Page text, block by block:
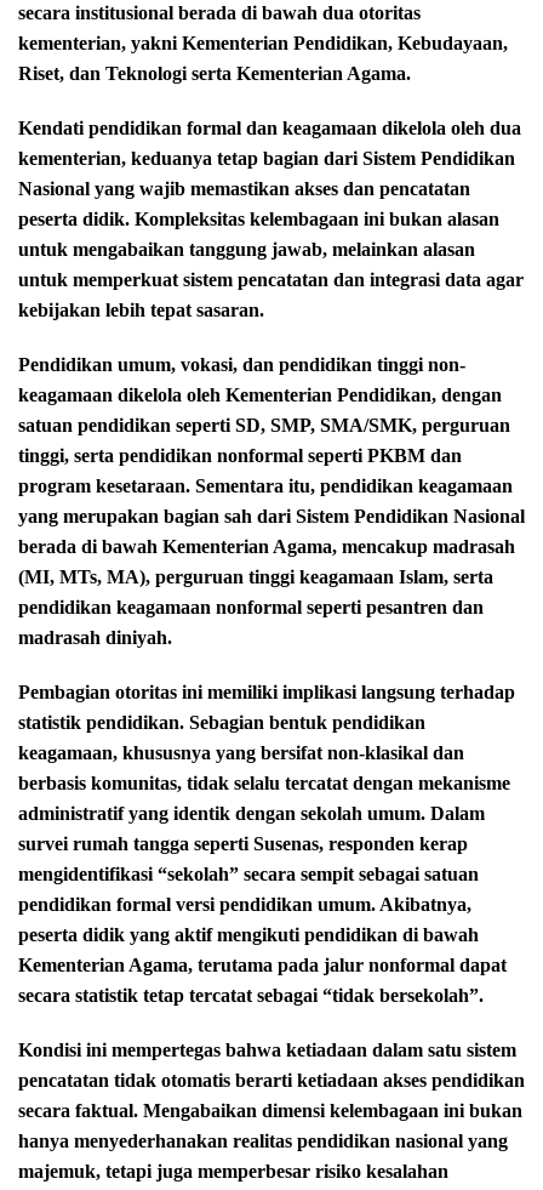
secara institusional berada di bawah dua otoritas
kementerian, yakni Kementerian Pendidikan, Kebudayaan,
Riset, dan Teknologi serta Kementerian Agama.
Kendati pendidikan formal dan keagamaan dikelola oleh dua
kementerian, keduanya tetap bagian dari Sistem Pendidikan
Nasional yang wajib memastikan akses dan pencatatan
peserta didik. Kompleksitas kelembagaan ini bukan alasan
untuk mengabaikan tanggung jawab, melainkan alasan
untuk memperkuat sistem pencatatan dan integrasi data agar
kebijakan lebih tepat sasaran.
Pendidikan umum, vokasi, dan pendidikan tinggi non-
keagamaan dikelola oleh Kementerian Pendidikan, dengan
satuan pendidikan seperti SD, SMP, SMA/SMK, perguruan
tinggi, serta pendidikan nonformal seperti PKBM dan
program kesetaraan. Sementara itu, pendidikan keagamaan
yang merupakan bagian sah dari Sistem Pendidikan Nasional
berada di bawah Kementerian Agama, mencakup madrasah
(MI, MTs, MA), perguruan tinggi keagamaan Islam, serta
pendidikan keagamaan nonformal seperti pesantren dan
madrasah diniyah.
Pembagian otoritas ini memiliki implikasi langsung terhadap
statistik pendidikan. Sebagian bentuk pendidikan
keagamaan, khususnya yang bersifat non-klasikal dan
berbasis komunitas, tidak selalu tercatat dengan mekanisme
administratif yang identik dengan sekolah umum. Dalam
survei rumah tangga seperti Susenas, responden kerap
mengidentifikasi “sekolah” secara sempit sebagai satuan
pendidikan formal versi pendidikan umum. Akibatnya,
peserta didik yang aktif mengikuti pendidikan di bawah
Kementerian Agama, terutama pada jalur nonformal dapat
secara statistik tetap tercatat sebagai “tidak bersekolah”.
Kondisi ini mempertegas bahwa ketiadaan dalam satu sistem
pencatatan tidak otomatis berarti ketiadaan akses pendidikan
secara faktual. Mengabaikan dimensi kelembagaan ini bukan
hanya menyederhanakan realitas pendidikan nasional yang
majemuk, tetapi juga memperbesar risiko kesalahan